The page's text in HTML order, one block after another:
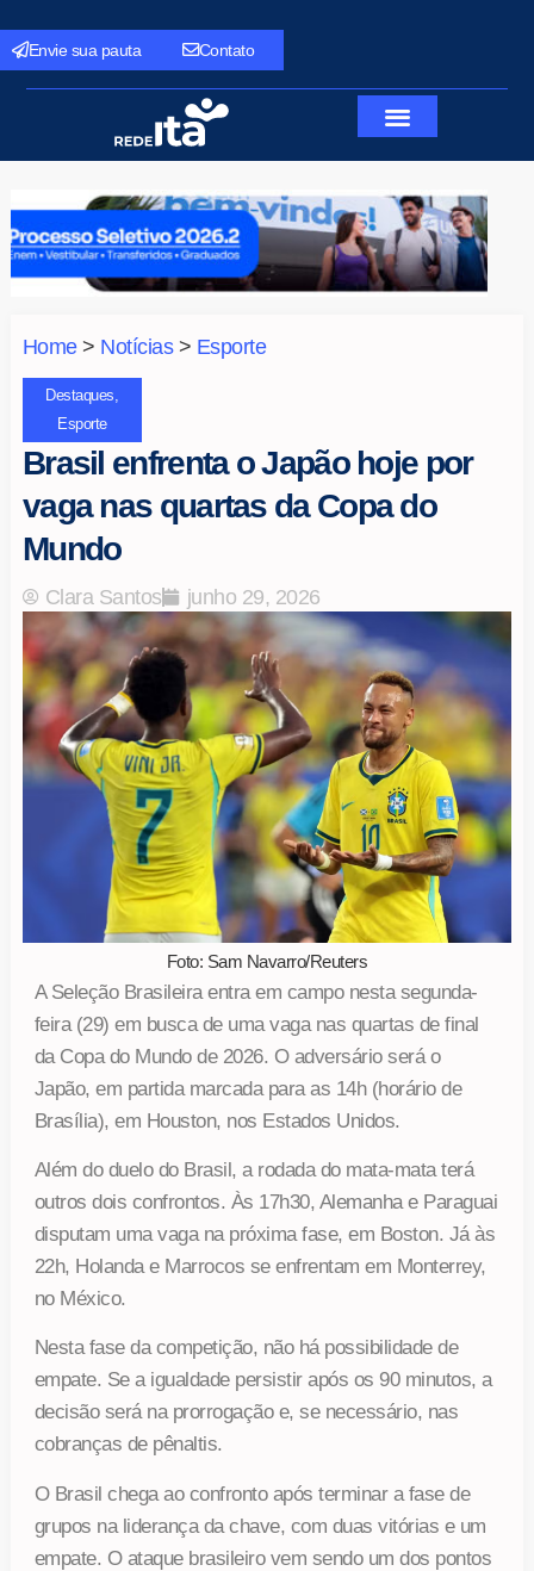
Envie sua pauta Contato
Home> Notícias> Esporte
Destaques
Esporte
Brasil enfrenta o Japão hoje por
vaga nas quartas da Copa do
Mundo
Clara Santos junho 29, 2026
Foto: Sam Navarro/Reuters
A Seleção Brasileira entra em campo nesta segunda-
feira (29) em busca de uma vaga nas quartas de final
da Copa do Mundo de 2026. O adversário será o
Japão, em partida marcada para as 14h (horário de
Brasília), em Houston, nos Estados Unidos.
Além do duelo do Brasil, a rodada do mata-mata terá
outros dois confrontos. Às 17h30, Alemanha e Paraguai
disputam uma vaga na próxima fase, em Boston. Já às
22h, Holanda e Marrocos se enfrentam em Monterrey,
no México.
Nesta fase da competição, não há possibilidade de
empate. Se a igualdade persistir após os 90 minutos, a
decisão será na prorrogação e, se necessário, nas
cobranças de pênaltis.
O Brasil chega ao confronto após terminar a fase de
grupos na liderança da chave, com duas vitórias e um
empate. O ataque brasileiro vem sendo um dos pontos